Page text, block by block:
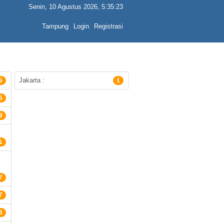
Senin, 10 Agustus 2026, 5:35:23
Tampung Login Registrasi
Jakarta : 1